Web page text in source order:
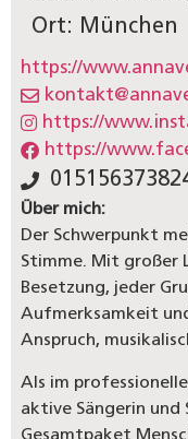
Ort: München
https://
https://
https://
Über mich:
Der Schwerpunkt
Stimme. Mit großer
Besetzung, jeder
Aufmerksamkeit
Anspruch,
Als im
aktive Sängerin und
Gesamtpaket